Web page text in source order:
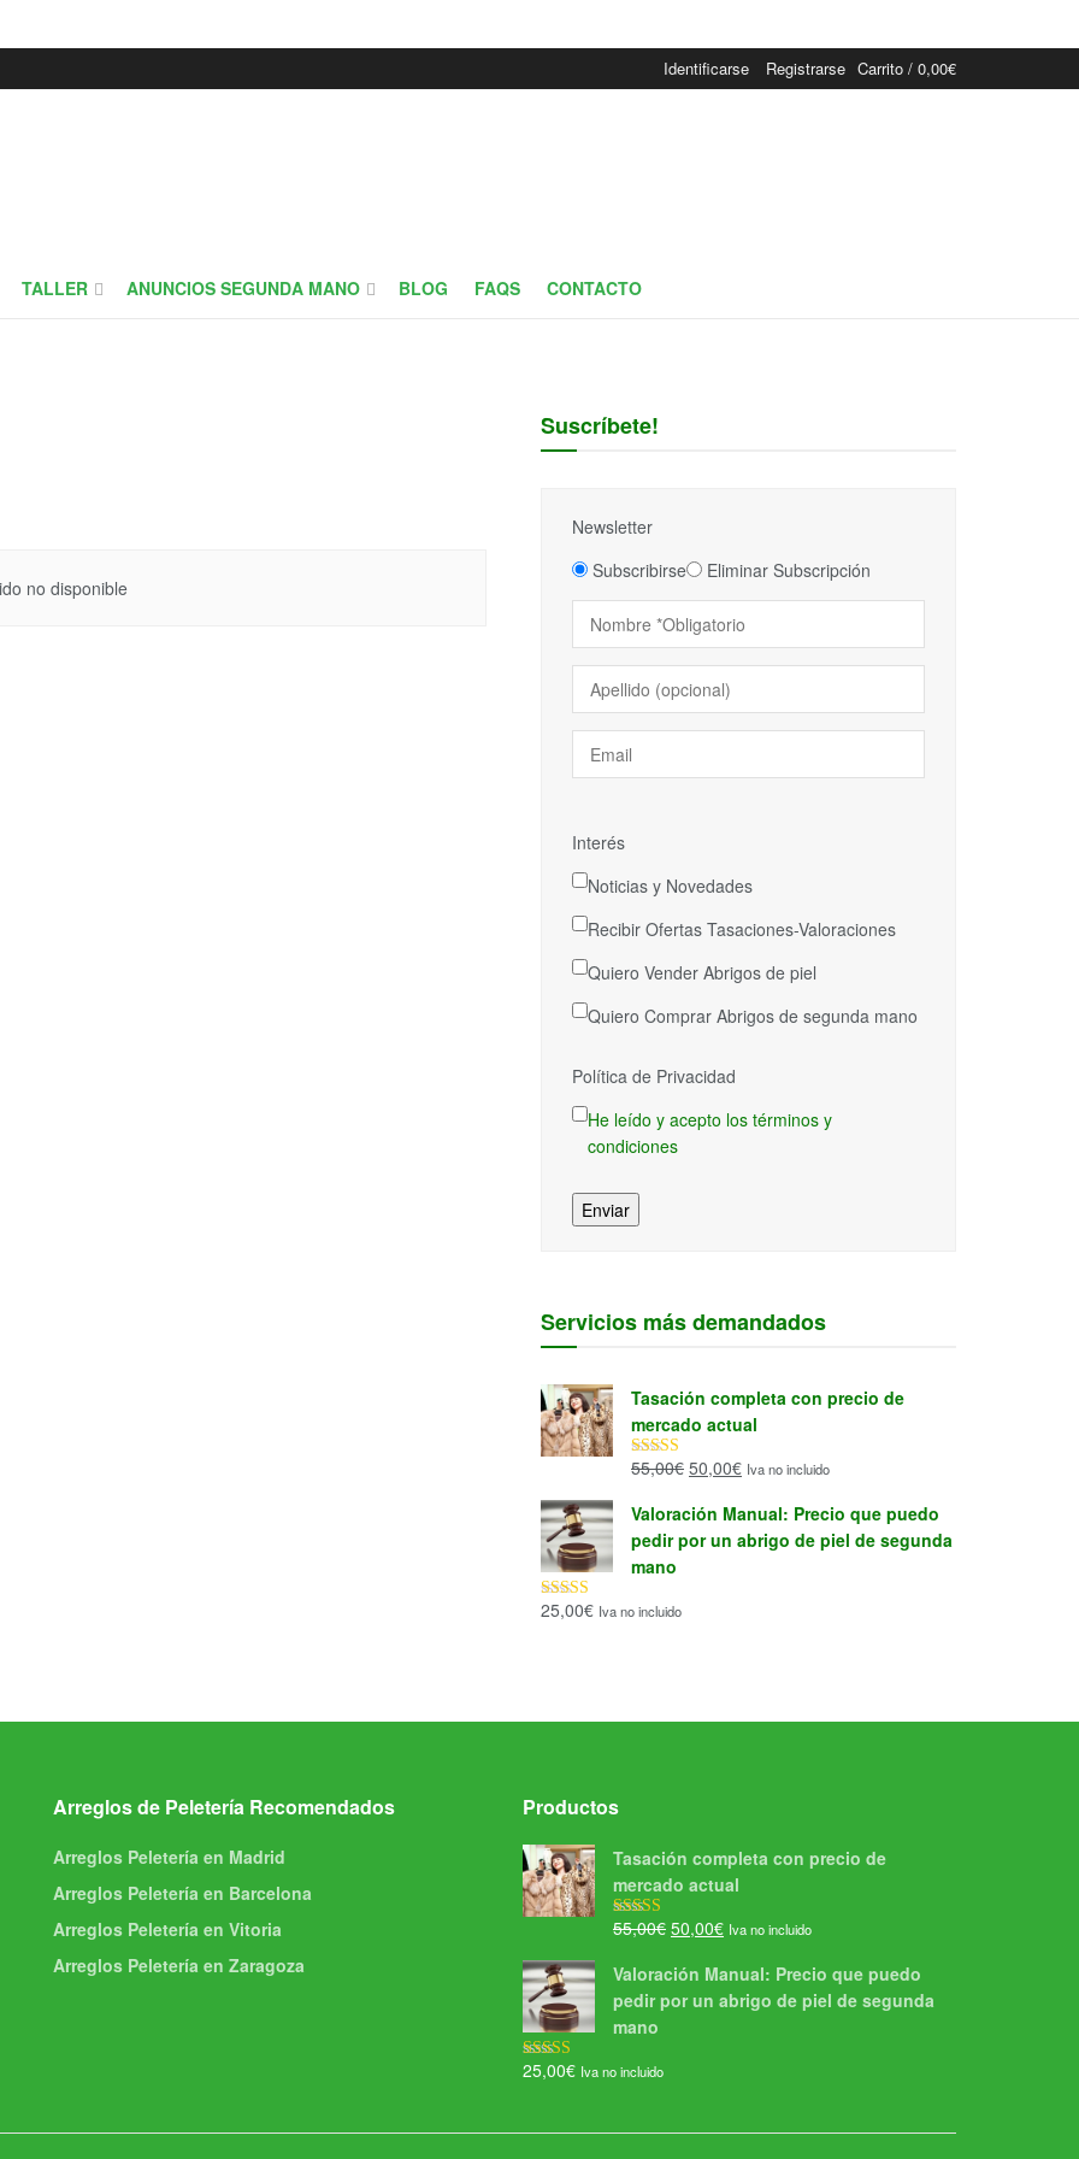
Identificarse Registrarse Carrito / 0,00€
TALLER ANUNCIOS SEGUNDA MANO BLOG FAQS CONTACTO
no disponible
Suscríbete!
Newsletter
Subscribirse
Eliminar Subscripción
Interés
Noticias y Novedades
Recibir Ofertas Tasaciones-Valoraciones
Quiero Vender Abrigos de piel
Quiero Comprar Abrigos de segunda mano
Política de Privacidad
He leído y acepto los términos y
condiciones
Enviar
Servicios más demandados
Tasación completa con precio de
mercado actual
Valorado con
55,00€ El
original
era:
50,00€El
actual
es:
Iva no incluido
Valoración Manual: Precio que puedo
pedir por un abrigo de piel de segunda
mano
Valorado con
25,00€ Iva no incluido
Arreglos de Peletería Recomendados
Arreglos Peletería en Madrid
Arreglos Peletería en Barcelona
Arreglos Peletería en Vitoria
Arreglos Peletería en Zaragoza
Productos
Tasación completa con precio de
mercado actual
Valorado con
55,00€ El
original
era:
50,00€El
actual
es:
Iva no incluido
Valoración Manual: Precio que puedo
pedir por un abrigo de piel de segunda
mano
Valorado con
25,00€ Iva no incluido